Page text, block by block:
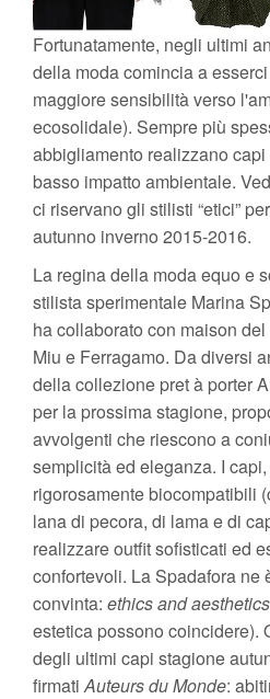
Fortunatamente, negli ultimi
della moda comincia a
maggiore sensibilità verso
ecosolidale). Sempre più
abbigliamento realizzano
basso impatto ambientale.
ci riservano gli stilisti “etici”
autunno inverno 2015-2016.
La regina della moda equo e
stilista sperimentale Marina
ha collaborato con maison
Miu e Ferragamo. Da diversi
della collezione pret à porter
per la prossima stagione,
avvolgenti che riescono a
semplicità ed eleganza. I
rigorosamente biocompatibili
lana di pecora, di lama e di
realizzare outfit sofisticati ed
confortevoli. La Spadafora ne
convinta: ethics and
estetica possono coincidere).
degli ultimi capi stagione
firmati Auteurs du Monde: